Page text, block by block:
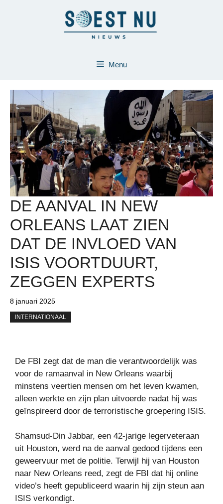
Menu
DE AANVAL IN NEW
ORLEANS LAAT ZIEN
DAT DE INVLOED VAN
ISIS VOORTDUURT,
ZEGGEN EXPERTS
8 januari 2025
INTERNATIONAAL
De FBI zegt dat de man die verantwoordelijk was
voor de ramaanval in New Orleans waarbij
minstens veertien mensen om het leven kwamen,
alleen werkte en zijn plan uitvoerde nadat hij was
geïnspireerd door de terroristische groepering ISIS.
Shamsud-Din Jabbar, een 42-jarige legerveteraan
uit Houston, werd na de aanval gedood tijdens een
geweervuur ​​met de politie. Terwijl hij van Houston
naar New Orleans reed, zegt de FBI dat hij online
video’s heeft gepubliceerd waarin hij zijn steun aan
ISIS verkondigt.